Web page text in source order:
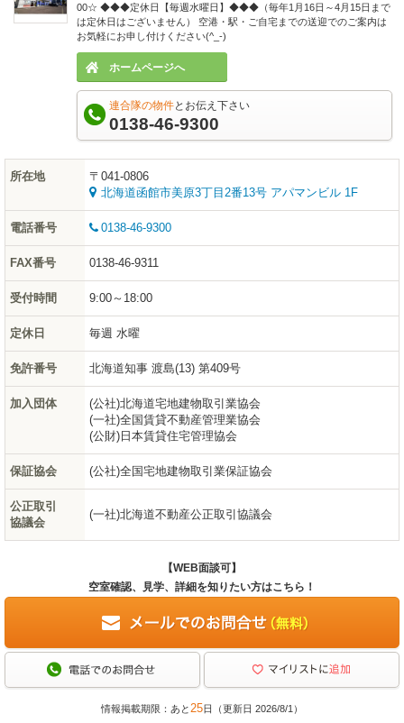
00☆ ◆◆◆定休日【毎週水曜日】◆◆◆（毎年1月16日～4月15日まで
は定休日はございません） 空港・駅・ご自宅までの送迎でのご案内は
お気軽にお申し付けください(^_-)
ホームページへ
連合隊の物件とお伝え下さい
0138-46-9300
所在地
〒041-0806
北海道函館市美原3丁目2番13号 アパマンビル 1F
電話番号 0138-46-9300
FAX番号 0138-46-9311
受付時間 9:00～18:00
定休日 毎週 水曜
免許番号 北海道知事 渡島(13) 第409号
加入団体
(公社)北海道宅地建物取引業協会
(一社)全国賃貸不動産管理業協会
(公財)日本賃貸住宅管理協会
保証協会 (公社)全国宅地建物取引業保証協会
公正取引
協議会
(一社)北海道不動産公正取引協議会
【WEB面談可】
空室確認、見学、詳細を知りたい方はこちら！
情報掲載期限：あと25日（更新日 2026/8/1）